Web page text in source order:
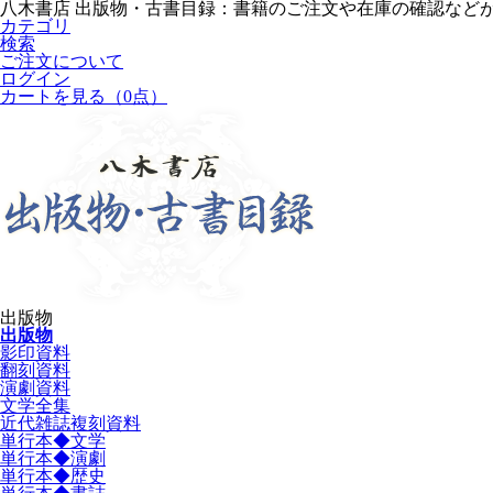
八木書店 出版物・古書目録：書籍のご注文や在庫の確認など
カテゴリ
検索
ご注文について
ログイン
カートを見る
（0点）
出版物
出版物
影印資料
翻刻資料
演劇資料
文学全集
近代雑誌複刻資料
単行本◆文学
単行本◆演劇
単行本◆歴史